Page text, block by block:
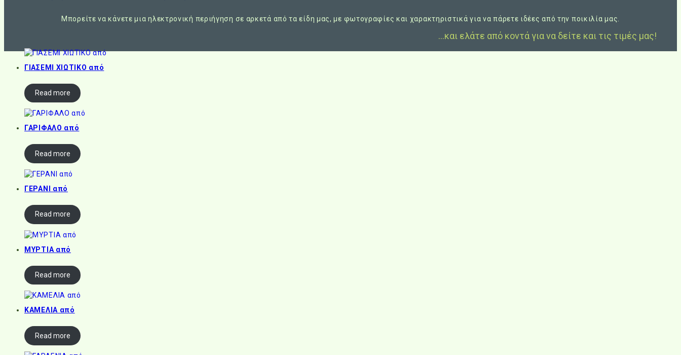
Μπορείτε να κάνετε μια ηλεκτρονική περιήγηση σε αρκετά από τα είδη μας, με φωτογραφίες και χαρακτηριστικά για να πάρετε ιδέες από την ποικιλία μας.
…και ελάτε από κοντά για να δείτε και τις τιμές μας!
ΓΙΑΣΕΜΙ ΧΙΩΤΙΚΟ από
Read more
ΓΑΡΙΦΑΛΟ από
Read more
ΓΕΡΑΝΙ από
Read more
ΜΥΡΤΙΑ από
Read more
ΚΑΜΕΛΙΑ από
Read more